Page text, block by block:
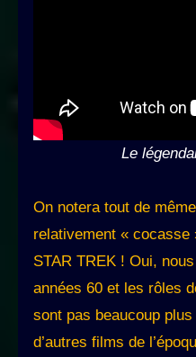
Le
On notera tout de
relativement « cocasse
STAR TREK ! Oui,
années 60 et les rôles
sont pas beaucoup
d’autres films de